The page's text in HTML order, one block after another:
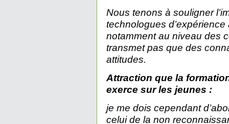
Nous tenons à souligner
technologues
notamment au niveau des
transmet pas que des
attitudes.
Attraction que la
exerce sur les jeunes :
je me dois cependant
celui de la non